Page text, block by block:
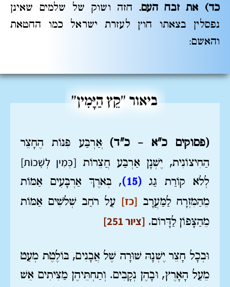
כד) את זבח העם. חזה ושוק של שלמים שאינן
נפסלין בצאתו חוץ לעזרת ישראל כמו החטאת
והאשם:
(פסוקים כ"א – כ"ד)ְּאַרְבַּע פִּנּוֹת הֶחָצֵר
הַחִיצוֹנִית, יֶשְׁנָן אַרְבַּע חֲצֵרוֹת [כְּמִין לְשָׁכוֹת]
לְלֹא קוֹרַת גַּג (15)
, בְּאֹרֶךְ אַרְבָּעִים אַמּוֹת
מֵהַמִּזְרָח לַמַּעֲרָב [כז] עַל רֹחַב שְׁלֹשִׁים אַמּוֹת
מֵהַצָּפוֹן לַדָּרוֹם. [ציור 251]
וּבְכָל חָצֵר יֶשְׁנָהּ שׁוּרָה שֶׁל אֲבָנִים, בּוֹלֶטֶת מְעַט
מֵעַל הָאָרֶץ, וּבָהֶן נְקָבִים. וְתַחְתֵּיהֶן מַצִּיתִים אֵשׁ